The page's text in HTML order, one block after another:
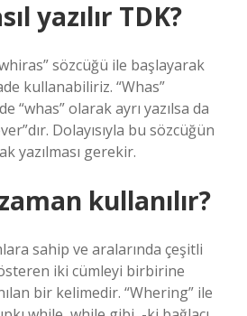
yazılır TDK?
sözcüğü ile başlayarak
kullanabiliriz. “Whas”
“whas” olarak ayrı yazılsa da
Dolayısıyla bu sözcüğün
yazılması gerekir.
kullanılır?
sahip ve aralarında çeşitli
iki cümleyi birbirine
bir kelimedir. “Whering” ile